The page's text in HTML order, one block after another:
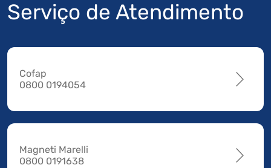
Serviço de Atendimento
Cofap
0800 0194054
Magneti Marelli
0800 0191638